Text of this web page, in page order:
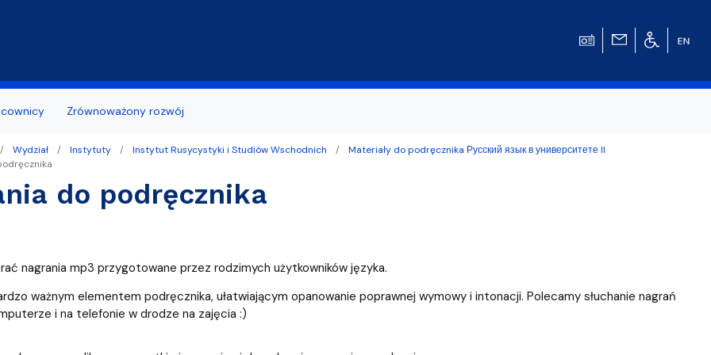
otoczeniemPolish for Foreigners
Wydziału Filologicznego
Studentów
prac dyplomowych
studenta
Wzory wniosków
Terminy składania wniosków
по отделениям Филологического
naukowe
naukowe
Zrównoważony rozwój
Wydział Instytuty Instytut Rusycystyki i Studiów Wschodnich
Materiały do podręcznika Русский язык в университете II
do podręcznika
nagrania mp3 przygotowane przez rodzimych użytkowników języka.
ważnym elementem podręcznika, ułatwiającym opanowanie poprawnej wymowy i intonacji. Polecamy słuchanie nagrań
i na telefonie w drodze na zajęcia :)